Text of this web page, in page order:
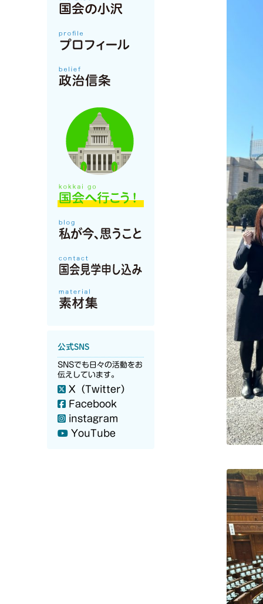
公式SNS
SNSでも日々の活動をお
伝えしています。
X（Twitter）
Facebook
instagram
YouTube